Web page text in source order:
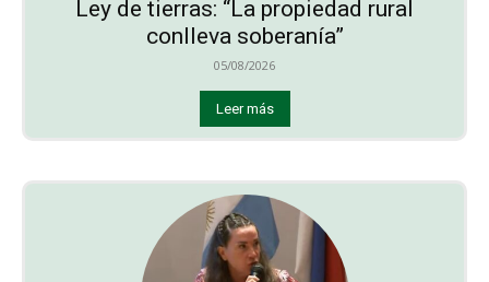
Ley de tierras: “La propiedad rural
conlleva soberanía”
05/08/2026
Leer más